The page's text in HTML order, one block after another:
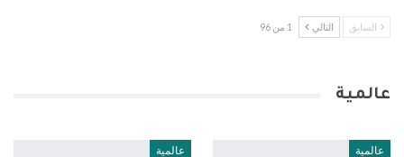
السابق التالي 1 من 96
عالمية
عالمية عالمية